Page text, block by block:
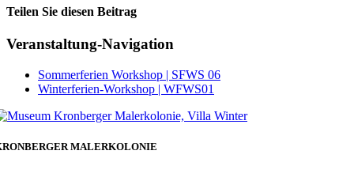
Teilen Sie diesen Beitrag
Facebook
Veranstaltung-Navigation
Sommerferien Workshop | SFWS 06
Winterferien-Workshop | WFWS01
MALERKOLONIE